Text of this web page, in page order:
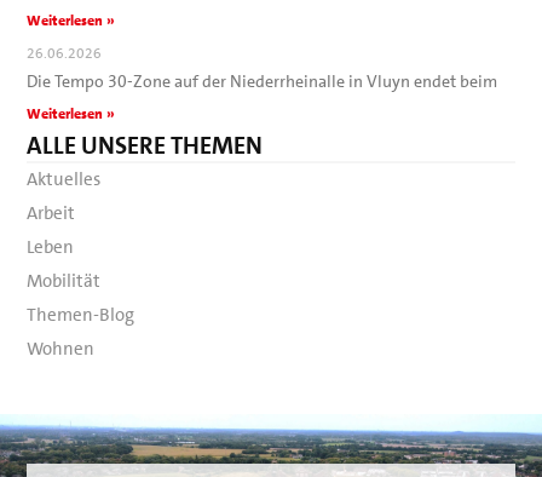
Weiterlesen »
26.06.2026
Die Tempo 30-Zone auf der Niederrheinalle in Vluyn endet beim
Weiterlesen »
ALLE UNSERE THEMEN
Aktuelles
Arbeit
Leben
Mobilität
Themen-Blog
Wohnen